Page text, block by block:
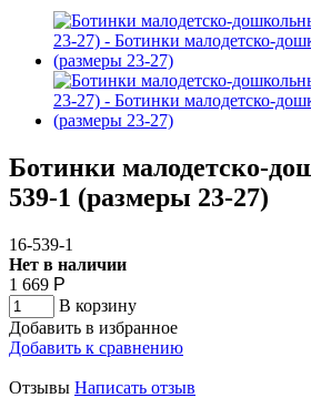
Ботинки малодетско-
539-1 (размеры 23-27)
16-539-1
Нет в наличии
1 669 Р
В корзину
Добавить в избранное
Добавить к сравнению
Отзывы Написать отзыв